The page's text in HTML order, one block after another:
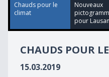
27
seconds
Chauds pour le
climat
Nouveaux
pour
CHAUDS POUR
15.03.2019